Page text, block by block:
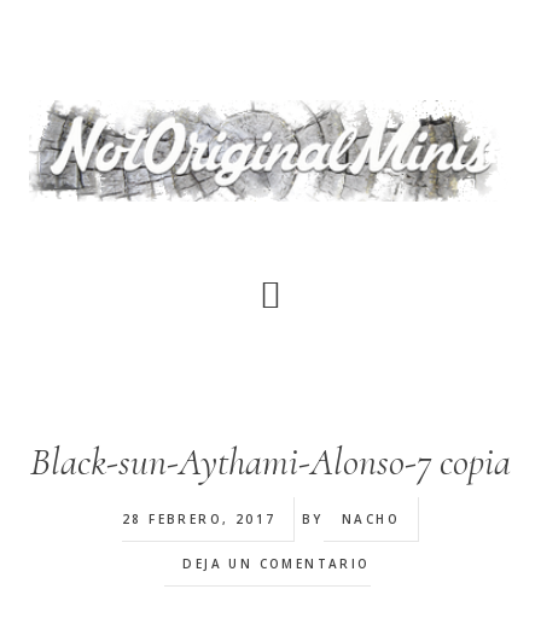
principal
Black-sun-Aythami-Alonso-7 copia
28 FEBRERO, 2017 BY NACHO
DEJA UN COMENTARIO